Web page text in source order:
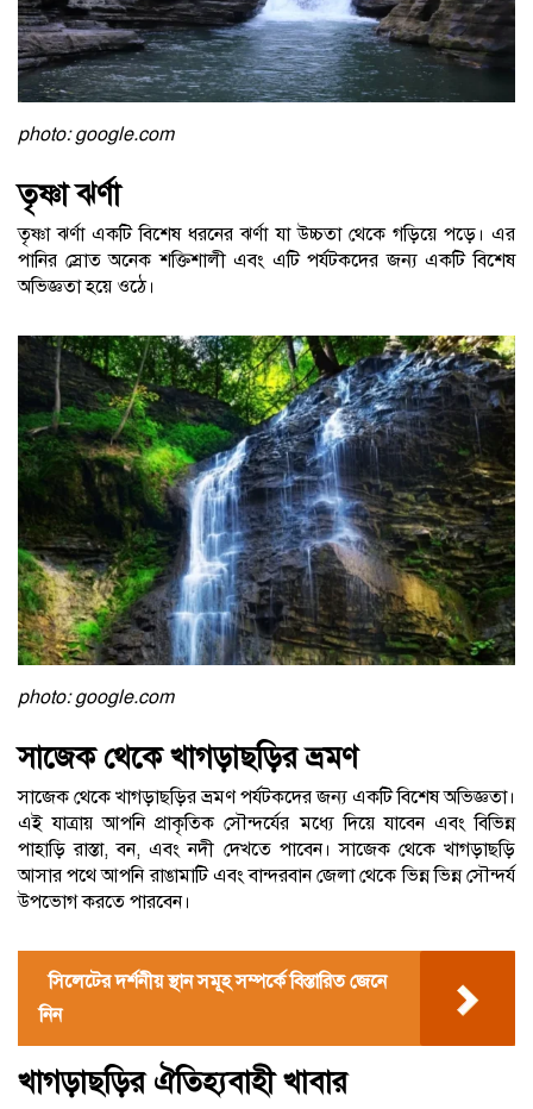
photo: google.com
তৃষ্ণা ঝর্ণা
তৃষ্ণা ঝর্ণা একটি বিশেষ ধরনের ঝর্ণা যা উচ্চতা থেকে গড়িয়ে পড়ে। এর
পানির স্রোত অনেক শক্তিশালী এবং এটি পর্যটকদের জন্য একটি বিশেষ
অভিজ্ঞতা হয়ে ওঠে।
photo: google.com
সাজেক থেকে খাগড়াছড়ির ভ্রমণ
সাজেক থেকে খাগড়াছড়ির ভ্রমণ পর্যটকদের জন্য একটি বিশেষ অভিজ্ঞতা।
এই যাত্রায় আপনি প্রাকৃতিক সৌন্দর্যের মধ্যে দিয়ে যাবেন এবং বিভিন্ন
পাহাড়ি রাস্তা, বন, এবং নদী দেখতে পাবেন। সাজেক থেকে খাগড়াছড়ি
আসার পথে আপনি রাঙামাটি এবং বান্দরবান জেলা থেকে ভিন্ন ভিন্ন সৌন্দর্য
উপভোগ করতে পারবেন।
সিলেটের দর্শনীয় স্থান সমূহ সম্পর্কে বিস্তারিত জেনে
নিন
খাগড়াছড়ির ঐতিহ্যবাহী খাবার